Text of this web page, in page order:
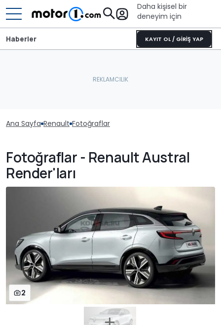
Daha kişisel bir
deneyim için
KAYIT OL / GİRİŞ YAP
Haberler
Ana Sayfa Renault Fotoğraflar
Fotoğraflar - Renault Austral
Render'ları
2